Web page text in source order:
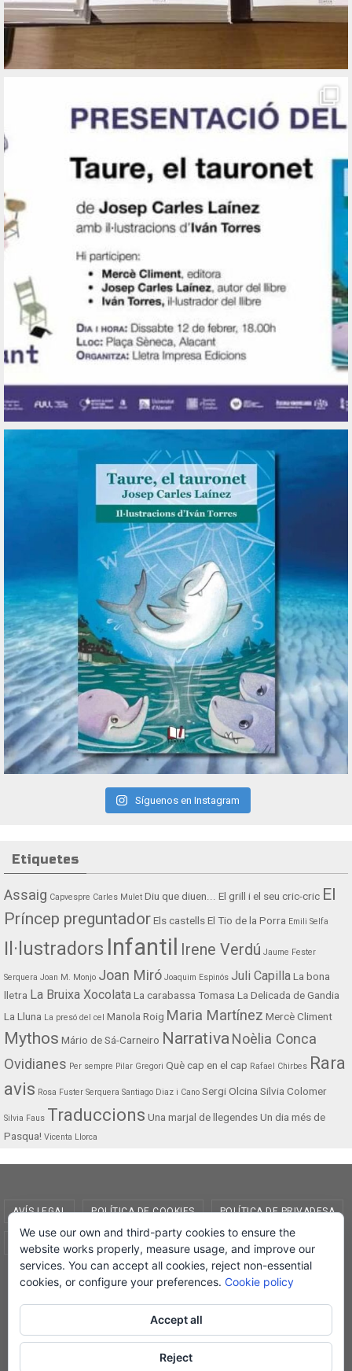
Síguenos en Instagram
Etiquetes
Assaig Capvespre Carles Mulet Diu que diuen... El grill i el seu cric-cric El
Príncep preguntadorEls castellsEl Tio de la Porra Emili Selfa
Il·lustradors Infantil Irene Verdú Jaume Fester
Serquera Joan M. Monjo Joan Miró Joaquim Espinós Juli Capilla La bona
lletra La Bruixa Xocolata La carabassa Tomasa La Delicada de Gandia
La Lluna La presó del cel Manola Roig Maria Martínez Mercè Climent
Mythos Mário de Sá-Carneiro Narrativa Noèlia Conca
Ovidianes Per sempre Pilar Gregori Què cap en el cap Rafael Chirbes Rara
avis Rosa Fuster Serquera Santiago Diaz i Cano Sergi Olcina Silvia Colomer
Silvia Faus Traduccions Una marjal de llegendesUn dia més de
Pasqua! Vicenta Llorca
AVÍS LEGAL POLÍTICA DE COOKIES POLÍTICA DE PRIVADESA
CONDICIONS DE COMPRA EL MEU COMPTE
© Lletra Impresa Edicions, 2019
Nirvana&
We use our own and third-party cookies to ensure the
website works properly, measure usage, and improve our
services. You can accept all cookies, reject non-essential
cookies, or configure your preferences. Cookie policy
Accept all
Reject